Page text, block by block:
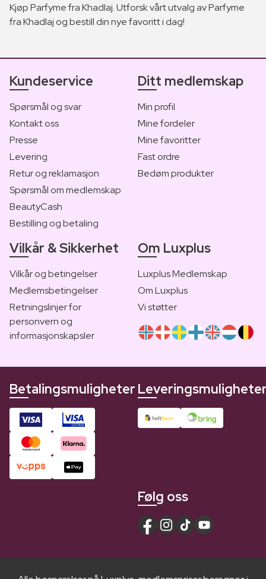
Kjøp Parfyme fra Khadlaj. Utforsk vårt utvalg av Parfyme
fra Khadlaj og bestill din nye favoritt i dag!
Kundeservice
Spørsmål og svar
Kontakt oss
Presse
Levering
Retur og reklamasjon
Spørsmål om medlemskap
BeautyCash
Bestilling og betaling
Ditt medlemskap
Min profil
Mine fordeler
Mine favoritter
Fast ordre
Bedøm produkter
Vilkår & Sikkerhet
Vilkår og betingelser
Medlemsbetingelser
Retningslinjer for
personvern og
informasjonskapsler
Om Luxplus
Luxplus Medlemskap
Om Luxplus
Vi støtter
Betalingsmuligheter
Følg oss